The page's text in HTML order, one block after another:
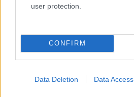
user protection.
CONFIRM
Data Deletion Data Access
NECROLOGIE
Mario Malu